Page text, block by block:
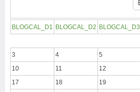
BLOGCAL_D1 BLOGCAL_D2 BLOGCAL_D3
3 4 5
10
11 12
17
18 19